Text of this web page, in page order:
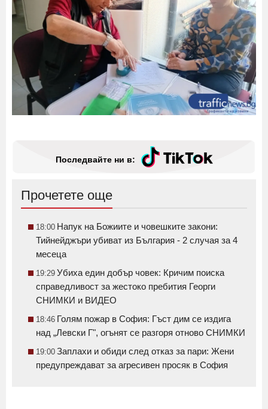
Последвайте ни в:
Прочетете още
18:00 Напук на Божиите и човешките закони:
Тийнейджъри убиват из България - 2 случая за 4
месеца
19:29 Убиха един добър човек: Кричим поиска
справедливост за жестоко пребития Георги
СНИМКИ и ВИДЕО
18:46 Голям пожар в София: Гъст дим се издига
над „Левски Г", огънят се разгоря отново СНИМКИ
19:00 Заплахи и обиди след отказ за пари: Жени
предупреждават за агресивен просяк в София